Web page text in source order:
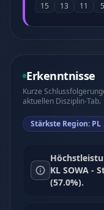
15 13 11 5
Erkenntnisse
Kurze
aktuellen Disziplin-Tab.
Stärkste Region: PL
KL SOWA -
(57.0%).